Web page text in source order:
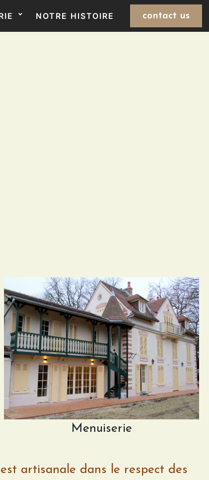
NOTRE HISTOIRE contact us
Menuiserie
artisanale dans le respect des